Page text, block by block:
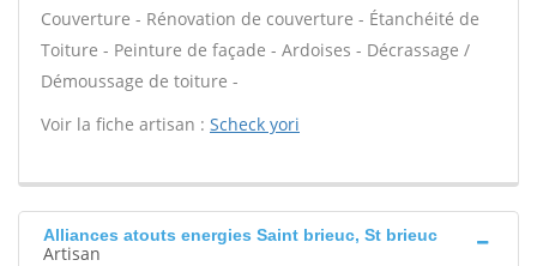
Couverture - Rénovation de couverture - Étanchéité de
Toiture - Peinture de façade - Ardoises - Décrassage /
Démoussage de toiture -
Voir la fiche artisan : Scheck yori
Alliances atouts energies Saint brieuc, St brieuc
Artisan